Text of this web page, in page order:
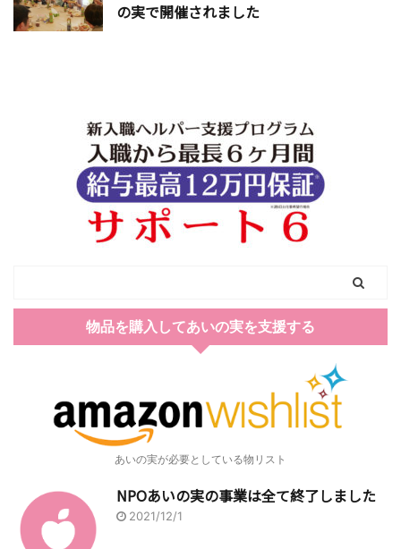
の実で開催されました
物品を購入してあいの実を支援する
あいの実が必要としている物リスト
NPOあいの実の事業は全て終了しました
2021/12/1